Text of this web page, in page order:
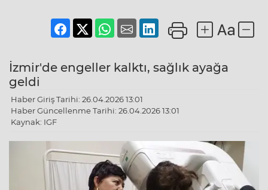
İzmir'de engeller kalktı, sağlık ayağa
geldi
Haber Giriş Tarihi: 26.04.2026 13:01
Haber Güncellenme Tarihi: 26.04.2026 13:01
Kaynak: IGF